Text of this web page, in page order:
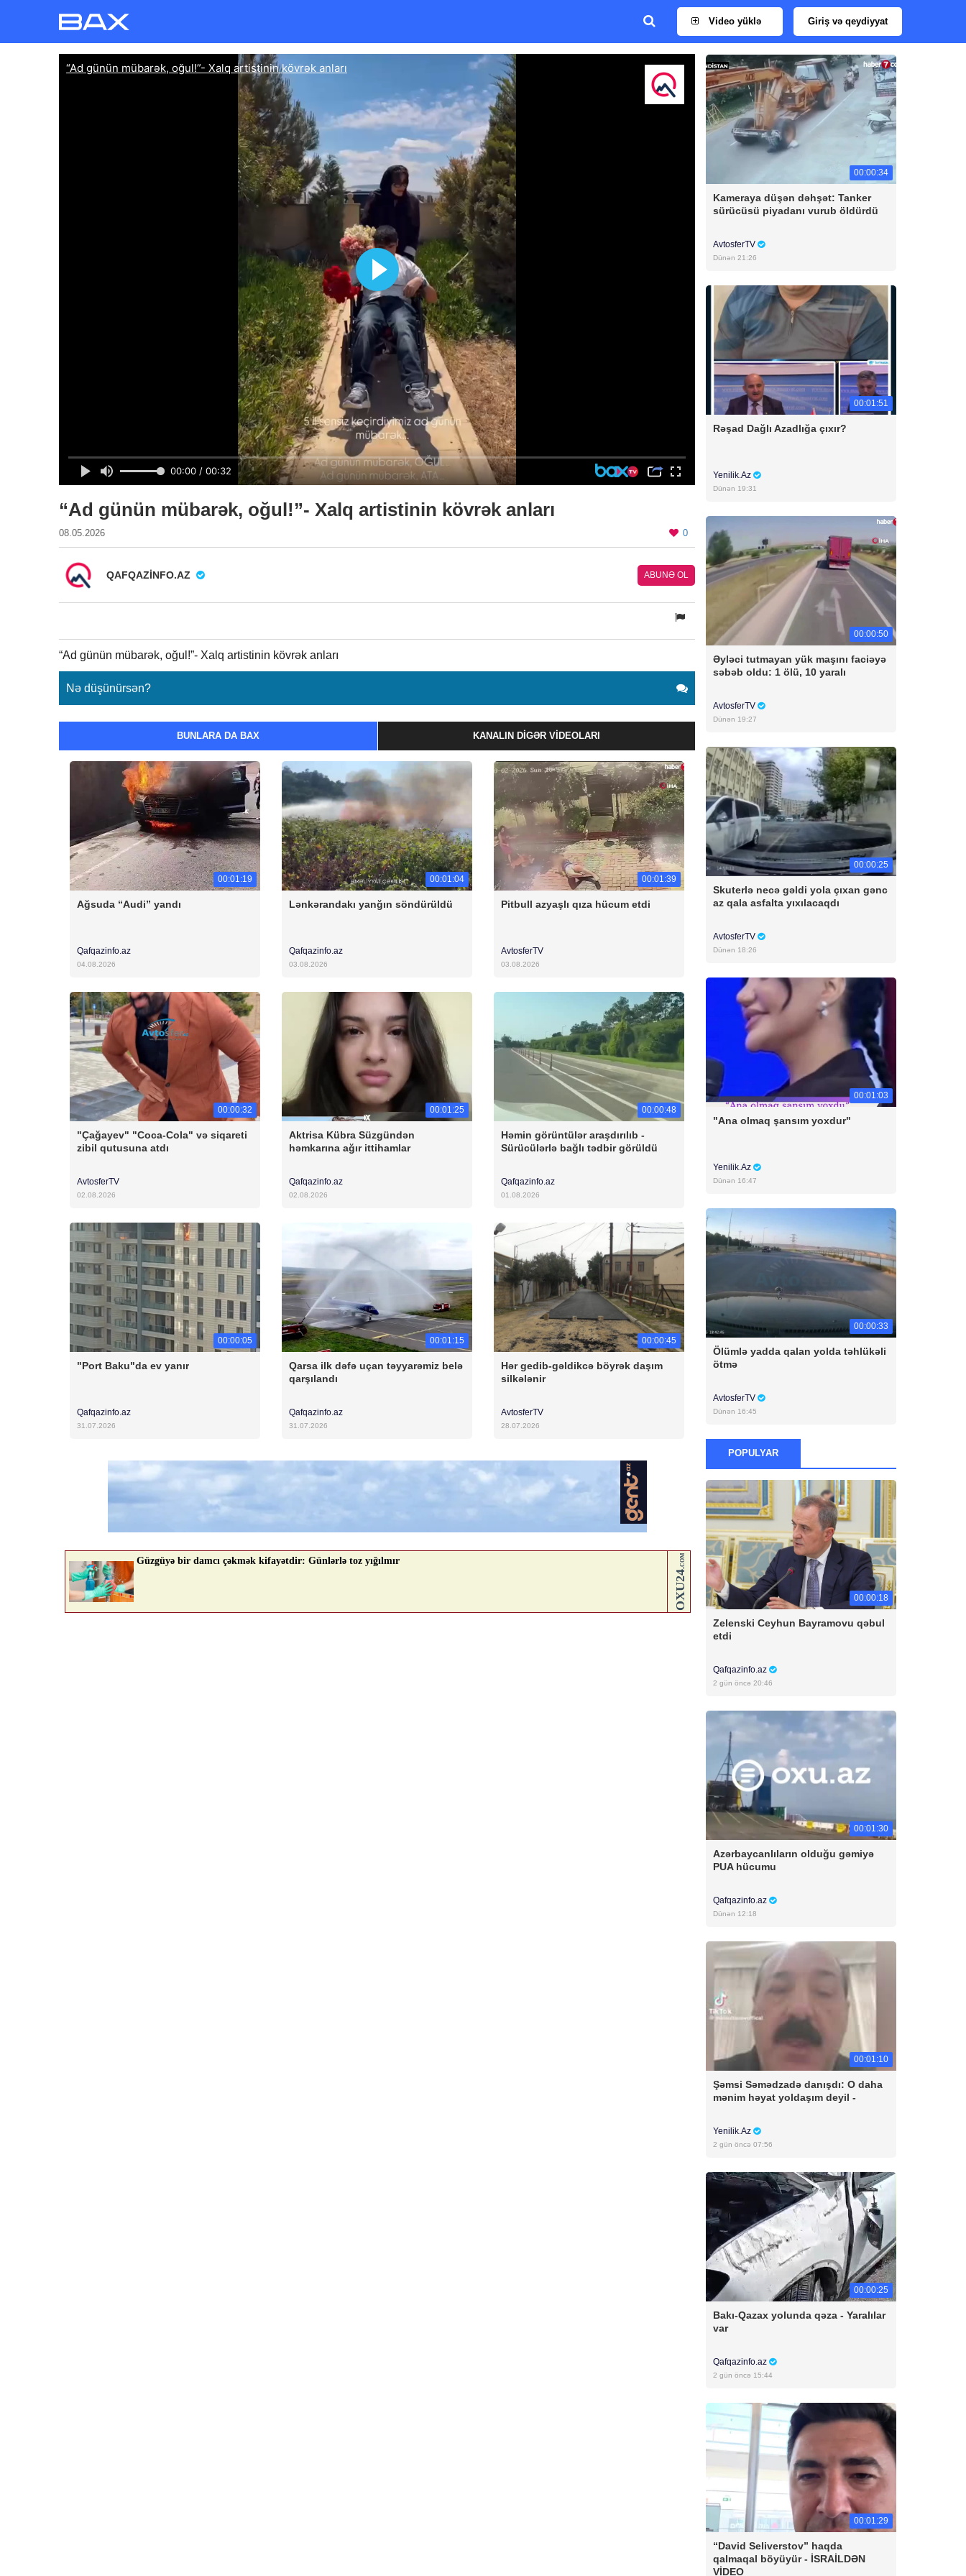
Video yüklə Giriş və qeydiyyat
“Ad günün mübarək, oğul!”- Xalq artistinin kövrək anları
08.05.2026 0
QAFQAZINFO.AZ ABUNƏ OL
“Ad günün mübarək, oğul!”- Xalq artistinin kövrək anları
Nə düşünürsən?
BUNLARA DA BAX KANALIN DIGƏR VIDEOLARI
00:01:19
Ağsuda “Audi” yandı
Qafqazinfo.az
04.08.2026
00:01:04
Lənkərandakı yanğın söndürüldü
Qafqazinfo.az
03.08.2026
00:01:39
Pitbull azyaşlı qıza hücum etdi
AvtosferTV
03.08.2026
00:00:32
"Çağayev" "Coca-Cola" və siqareti
zibil qutusuna atdı
AvtosferTV
02.08.2026
00:01:25
Aktrisa Kübra Süzgündən
həmkarına ağır ittihamlar
Qafqazinfo.az
02.08.2026
00:00:48
Həmin görüntülər araşdırılıb -
Sürücülərlə bağlı tədbir görüldü
Qafqazinfo.az
01.08.2026
00:00:05
"Port Baku"da ev yanır
Qafqazinfo.az
31.07.2026
00:01:15
Qarsa ilk dəfə uçan təyyarəmiz belə
qarşılandı
Qafqazinfo.az
31.07.2026
00:00:45
Hər gedib-gəldikcə böyrək daşım
silkələnir
AvtosferTV
28.07.2026
00:00:34
Kameraya düşən dəhşət: Tanker
sürücüsü piyadanı vurub öldürdü
AvtosferTV
Dünən 21:26
00:01:51
Rəşad Dağlı Azadlığa çıxır?
Yenilik.Az
Dünən 19:31
00:00:50
Əyləci tutmayan yük maşını faciəyə
səbəb oldu: 1 ölü, 10 yaralı
AvtosferTV
Dünən 19:27
00:00:25
Skuterlə necə gəldi yola çıxan gənc
az qala asfalta yıxılacaqdı
AvtosferTV
Dünən 18:26
00:01:03
"Ana olmaq şansım yoxdur"
Yenilik.Az
Dünən 16:47
00:00:33
Ölümlə yadda qalan yolda təhlükəli
ötmə
AvtosferTV
Dünən 16:45
POPULYAR
00:00:18
Zelenski Ceyhun Bayramovu qəbul
etdi
Qafqazinfo.az
2 gün öncə 20:46
00:01:30
Azərbaycanlıların olduğu gəmiyə
PUA hücumu
Qafqazinfo.az
Dünən 12:18
00:01:10
Şəmsi Səmədzadə danışdı: O daha
mənim həyat yoldaşım deyil -
Yenilik.Az
2 gün öncə 07:56
00:00:25
Bakı-Qazax yolunda qəza - Yaralılar
var
Qafqazinfo.az
2 gün öncə 15:44
00:01:29
“David Seliverstov” haqda
qalmaqal böyüyür - İSRAİLDƏN
VİDEO